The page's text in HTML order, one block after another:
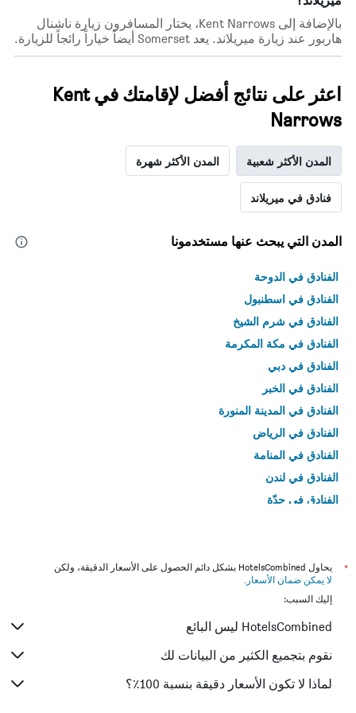
أيام
الأسبوع.
يتضمن
المخطط
محور
Y
الذي
يعرض
متوسط
سعر
غرفة
بالإضافة إلى Kent Narrows، يختار المسافرون زيارة ناشنال
هاربور عند زيارة ميريلاند. يعد Somerset أيضاً خياراً رائجاً للزيارة.
اعثر على نتائج أفضل لإقامتك في Kent
Narrows
المدن الأكثر شعبية المدن الأكثر شهرة
فنادق في ميريلاند
المدن التي يبحث عنها مستخدمونا
الفنادق في الدوحة
الفنادق في اسطنبول
الفنادق في شرم الشيخ
الفنادق في مكة المكرمة
الفنادق في دبي
الفنادق في الخبر
الفنادق في المدينة المنورة
الفنادق في الرياض
الفنادق في المنامة
الفنادق في لندن
الفنادق في جدّة
*
يحاول HotelsCombined بشكل دائم الحصول على الأسعار الدقيقة، ولكن
لا يمكن ضمان الأسعار .
إليك السبب:
HotelsCombined ليس البائع
نقوم بتجميع الكثير من البيانات لك
لماذا لا تكون الأسعار دقيقة بنسبة 100٪؟